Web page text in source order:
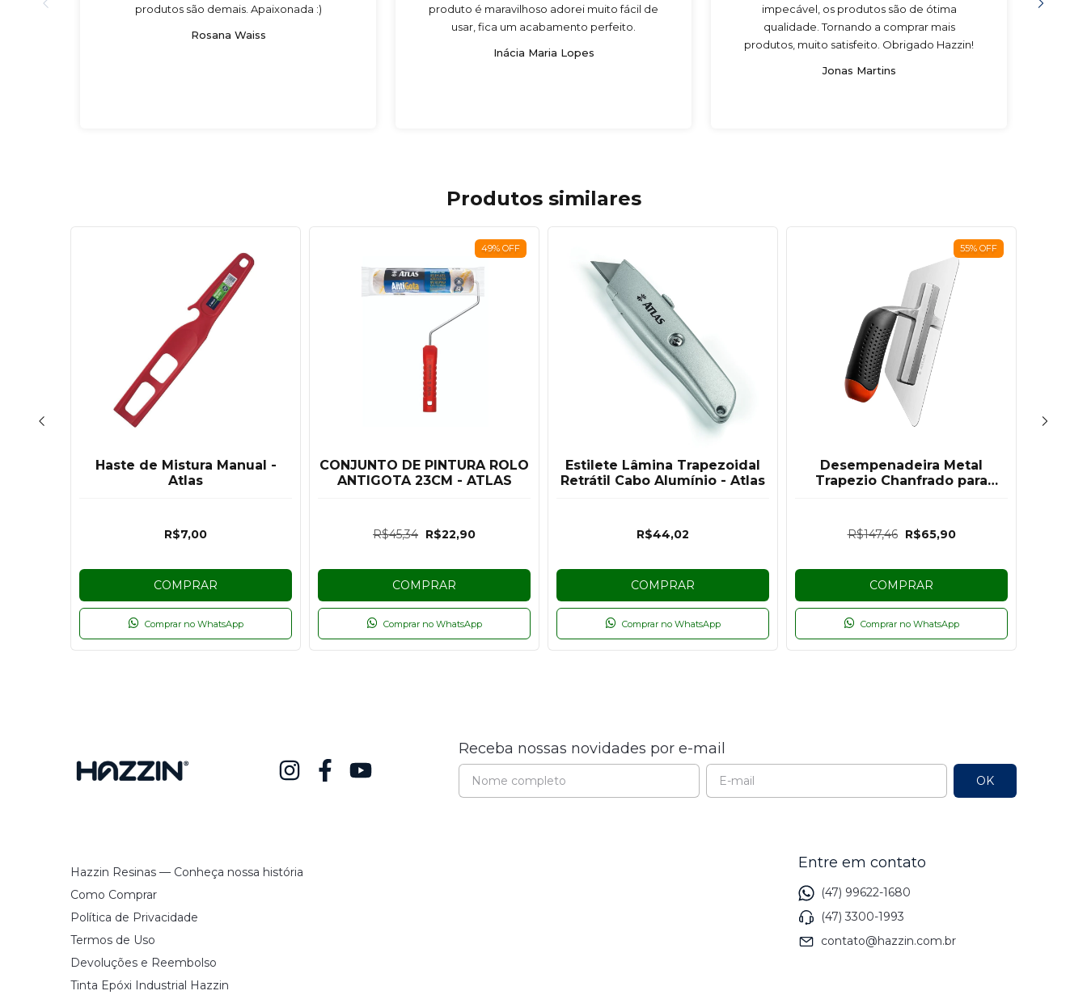
produtos são demais. Apaixonada :)
Rosana Waiss
produto é maravilhoso adorei muito fácil de
usar, fica um acabamento perfeito.
Inácia Maria Lopes
impecável, os produtos são de ótima
qualidade. Tornando a comprar mais
produtos, muito satisfeito. Obrigado Hazzin!
Jonas Martins
Produtos similares
Haste de Mistura Manual -
Atlas
R$7,00
COMPRAR
Comprar no WhatsApp
49% OFF
CONJUNTO DE PINTURA ROLO
ANTIGOTA 23CM - ATLAS
R$45,34 R$22,90
COMPRAR
Comprar no WhatsApp
Estilete Lâmina Trapezoidal
Retrátil Cabo Alumínio - Atlas
R$44,02
COMPRAR
Comprar no WhatsApp
55% OFF
Desempenadeira Metal
Trapezio Chanfrado para
R$147,46 R$65,90
COMPRAR
Comprar no WhatsApp
Receba nossas novidades por e-mail
Hazzin Resinas — Conheça nossa história
Como Comprar
Política de Privacidade
Termos de Uso
Devoluções e Reembolso
Tinta Epóxi Industrial Hazzin
Entre em contato
(47) 99622-1680
(47) 3300-1993
contato@hazzin.com.br